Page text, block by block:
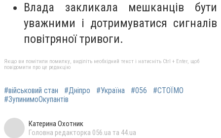
Влада закликала мешканців бути
уважними і дотримуватися сигналів
повітряної тривоги.
Якщо ви помітили помилку, виділіть необхідний текст і натисніть Ctrl + Enter, щоб
повідомити про це редакцію
#військовий стан #Дніпро #Україна #056
#СТОЇМО
#ЗупинимоОкупантів
Катерина Охотник
Головна редакторка 056.ua та 44.ua